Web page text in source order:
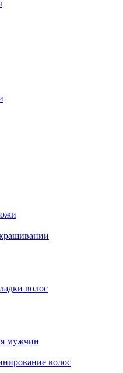
волос
мужчин
волос